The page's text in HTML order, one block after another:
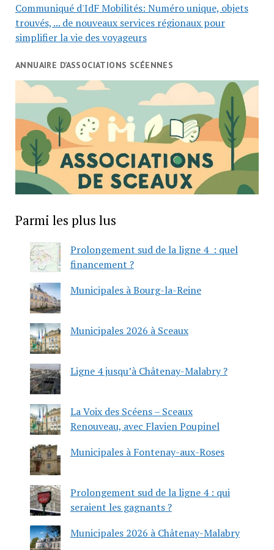
Communiqué d'IdF Mobilités: Numéro unique, objets
trouvés, ... de nouveaux services régionaux pour
simplifier la vie des voyageurs
ANNUAIRE D’ASSOCIATIONS SCÉENNES
Parmi les plus lus
Prolongement sud de la ligne 4 : quel
financement ?
Municipales à Bourg-la-Reine
Municipales 2026 à Sceaux
Ligne 4 jusqu’à Châtenay-Malabry ?
La Voix des Scéens – Sceaux
Renouveau, avec Flavien Poupinel
Municipales à Fontenay-aux-Roses
Prolongement sud de la ligne 4 : qui
seraient les gagnants ?
Municipales 2026 à Châtenay-Malabry